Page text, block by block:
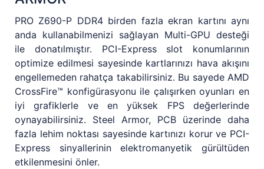
PRO Z690-P DDR4 birden fazla ekran kartını aynı
anda kullanabilmenizi sağlayan Multi-GPU desteği
ile donatılmıştır. PCI-Express slot konumlarının
optimize edilmesi sayesinde kartlarınızı hava akışını
engellemeden rahatça takabilirsiniz. Bu sayede AMD
CrossFire™ konfigürasyonu ile çalışırken oyunları en
iyi grafiklerle ve en yüksek FPS değerlerinde
oynayabilirsiniz. Steel Armor, PCB üzerinde daha
fazla lehim noktası sayesinde kartınızı korur ve PCI-
Express sinyallerinin elektromanyetik gürültüden
etkilenmesini önler.